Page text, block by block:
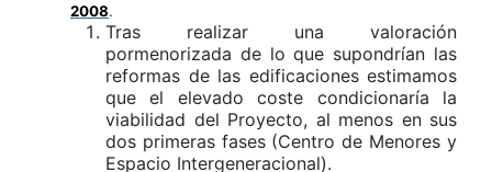
2008.
Tras realizar una valoración
pormenorizada de lo que supondrían las
reformas de las edificaciones estimamos
que el elevado coste condicionaría la
viabilidad del Proyecto, al menos en sus
dos primeras fases (Centro de Menores y
Espacio Intergeneracional).